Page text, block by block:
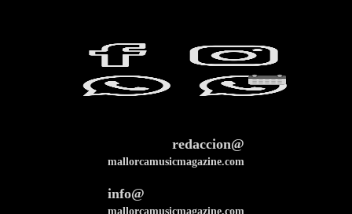
redaccion@
mallorcamusicmagazine.com
info@
mallorcamusicmagazine.com